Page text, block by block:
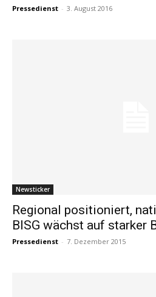
Pressedienst - 3. August 2016
Newsticker
Regional positioniert,
BISG wächst auf starker
Pressedienst - 7. Dezember 2015